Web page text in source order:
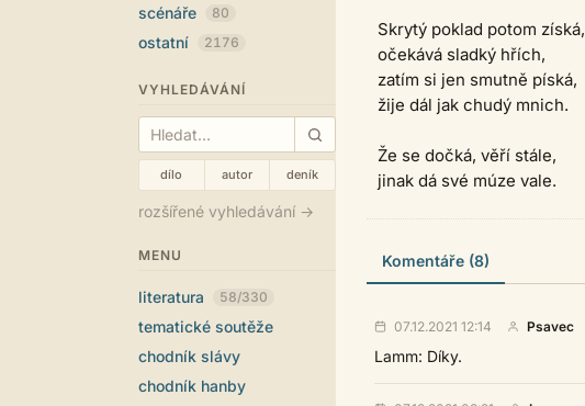
scénáře 80
ostatní 2176
VYHLEDÁVÁNÍ
dílo autor deník
rozšířené vyhledávání →
MENU
literatura 58/330
tematické soutěže
chodník slávy
chodník hanby
Skrytý poklad potom získá,
očekává sladký hřích,
zatím si jen smutně píská,
žije dál jak chudý mnich.
Že se dočká, věří stále,
jinak dá své múze vale.
Komentáře (8)
07.12.2021 12:14 Psavec
Lamm: Díky.